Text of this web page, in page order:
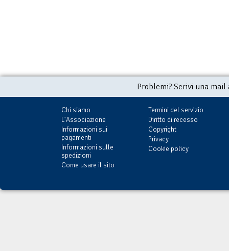
Problemi? Scrivi una
Chi siamo
L'Associazione
Informazioni sui
pagamenti
Informazioni sulle
spedizioni
Come usare il sito
Termini del servizio
Diritto di recesso
Copyright
Privacy
Cookie policy